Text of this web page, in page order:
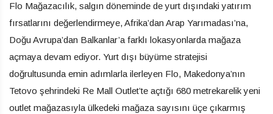
Flo Mağazacılık, salgın döneminde de yurt dışındaki yatırım
fırsatlarını değerlendirmeye, Afrika’dan Arap Yarımadası’na,
Doğu Avrupa’dan Balkanlar’a farklı lokasyonlarda mağaza
açmaya devam ediyor. Yurt dışı büyüme stratejisi
doğrultusunda emin adımlarla ilerleyen Flo, Makedonya’nın
Tetovo şehrindeki Re Mall Outlet’te açtığı 680 metrekarelik yeni
outlet mağazasıyla ülkedeki mağaza sayısını üçe çıkarmış